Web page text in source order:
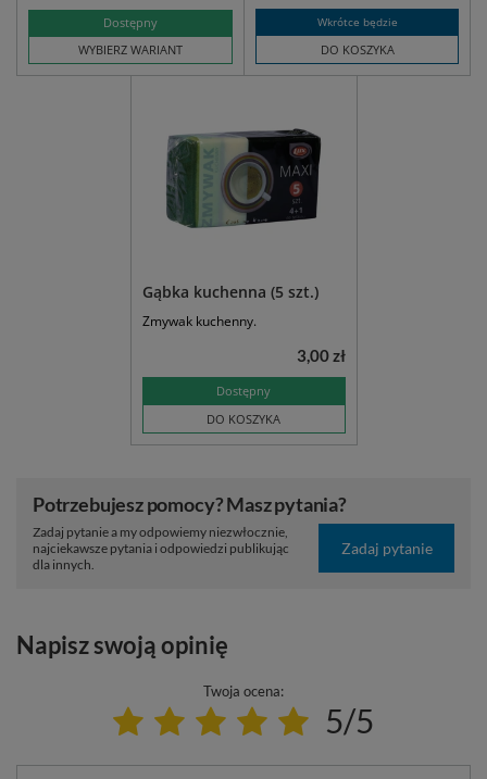
Dostępny
WYBIERZ WARIANT
Wkrótce będzie
DO KOSZYKA
Gąbka kuchenna (5 szt.)
Zmywak kuchenny.
Dostępny
DO KOSZYKA
3,00 zł
Potrzebujesz pomocy? Masz pytania?
Zadaj pytanie a my odpowiemy niezwłocznie,
najciekawsze pytania i odpowiedzi publikując
dla innych.
Zadaj pytanie
Napisz swoją opinię
Twoja ocena:
5/5